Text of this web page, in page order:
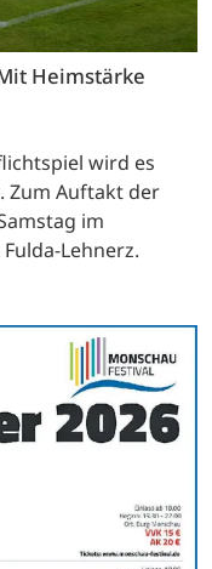
Heimstärke
wird es
Zum Auftakt der
im
Lehnerz.